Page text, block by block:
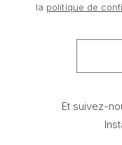
la politique de
Et suivez-